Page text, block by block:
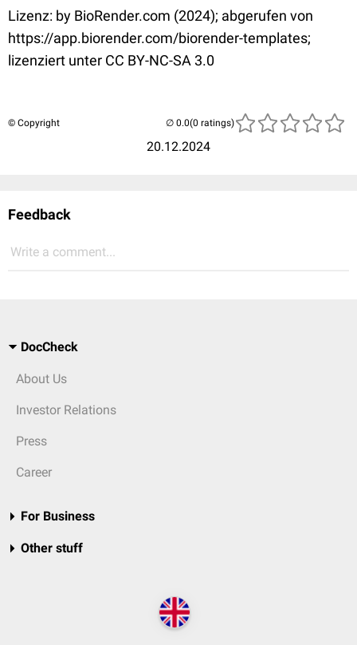
Lizenz: by BioRender.com (2024); abgerufen von
https://app.biorender.com/biorender-templates;
lizenziert unter CC BY-NC-SA 3.0
© Copyright
20.12.2024
(0 ratings)
Feedback
Write a comment...
DocCheck
About Us
Investor Relations
Press
Career
For Business
Other stuff